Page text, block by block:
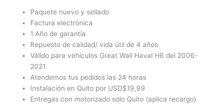
Paquete nuevo y sellado
Factura electrónica
1 Año de garantía
Repuesto de calidad/ vida útil de 4 años
Válido para vehículos Great Wall Haval H6 del 2006-
2021
Atendemos tus pedidos las 24 horas
Instalación en Quito por USD$19,99
Entregas con motorizado solo Quito (aplica recargo)